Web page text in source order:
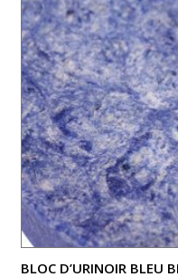
BLOC D’URINOIR BLEU